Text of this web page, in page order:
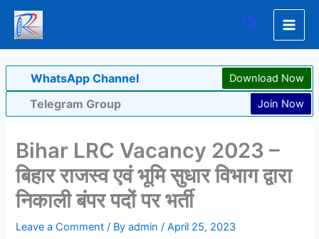
Skip
content
Search
WhatsApp Channel Download Now
Telegram Group Join Now
Bihar LRC Vacancy 2023 –
बिहार राजस्व एवं भूमि सुधार विभाग द्वारा
निकाली बंपर पदों पर भर्ती
Leave a Comment / Byadmin/April 25, 2023